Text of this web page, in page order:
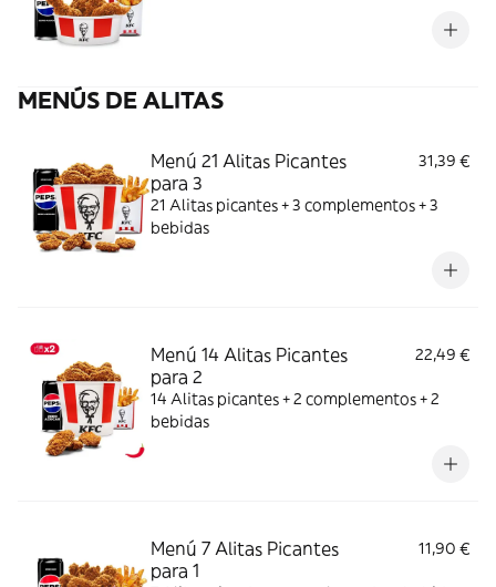
MENÚS DE ALITAS
Menú 21 Alitas Picantes
para 3
31,39 €
21 Alitas picantes + 3 complementos + 3
bebidas
Menú 14 Alitas Picantes
para 2
22,49 €
14 Alitas picantes + 2 complementos + 2
bebidas
Menú 7 Alitas Picantes
para 1
11,90 €